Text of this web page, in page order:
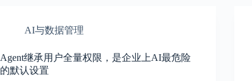
AI与数据管理
Agent继承用户全量权限，是企业上AI最危险
的默认设置